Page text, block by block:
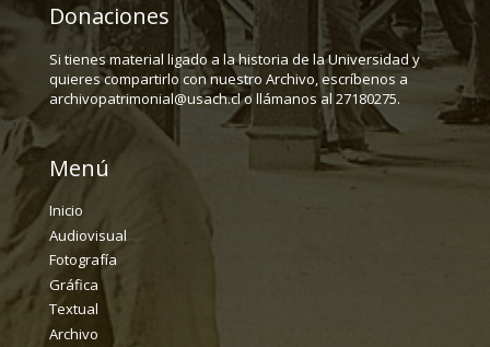
Donaciones
Si tienes material ligado a la historia de la Universidad y
quieres compartirlo con nuestro Archivo, escríbenos a
archivopatrimonial@usach.cl o llámanos al 27180275.
Menú
Inicio
Audiovisual
Fotografía
Gráfica
Textual
Archivo